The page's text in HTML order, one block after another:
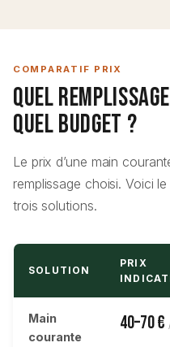
COMPARATIF PRIX
Quel
Quel Budget ?
Le prix d’une main
remplissage choisi. Voici
trois solutions.
SOLUTION
PRIX
Main
courante
40–70 €